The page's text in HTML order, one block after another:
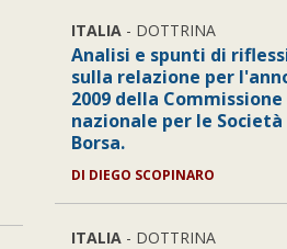
ITALIA- DOTTRINA
Analisi e spunti di
sulla relazione per
2009 della Commissione
nazionale per le Società
Borsa.
DI DIEGO SCOPINARO
ITALIA- DOTTRINA